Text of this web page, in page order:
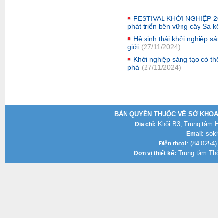
FESTIVAL KHỞI NGHIỆP
phát triển bền vững cây Sa
Hệ sinh thái khởi nghiệp
giới (27/11/2024)
Khởi nghiệp sáng tạo có
phá (27/11/2024)
BẢN QUYỀN THUỘC VỀ SỞ
Địa chỉ: Khối B3, Trung tâm
Email:
Điện thoại: (84-
Đơn vị thiết kế: Trung tâm